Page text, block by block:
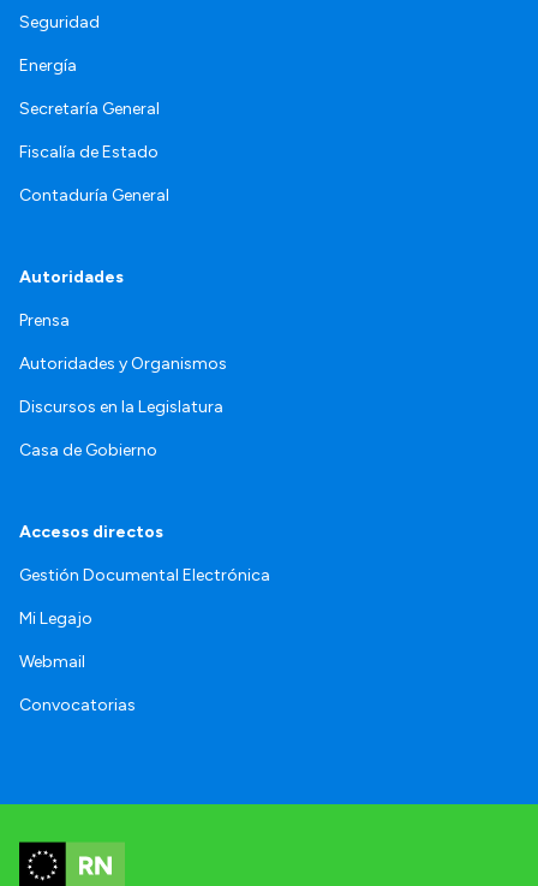
Seguridad
Energía
Secretaría General
Fiscalía de Estado
Contaduría General
Autoridades
Prensa
Autoridades y Organismos
Discursos en la Legislatura
Casa de Gobierno
Accesos directos
Gestión Documental Electrónica
Mi Legajo
Webmail
Convocatorias